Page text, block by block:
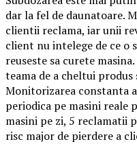
dar la fel de daunatoare.
clientii reclama, iar unii
client nu intelege de ce o
reuseste sa curete
teama de a cheltui
Monitorizarea constanta
periodica pe masini reale
masini pe zi, 5 reclamatii
risc major de pierdere a